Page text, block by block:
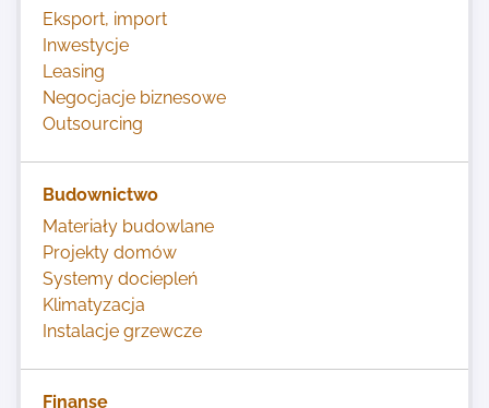
Eksport, import
Inwestycje
Leasing
Negocjacje biznesowe
Outsourcing
Budownictwo
Materiały budowlane
Projekty domów
Systemy dociepleń
Klimatyzacja
Instalacje grzewcze
Finanse